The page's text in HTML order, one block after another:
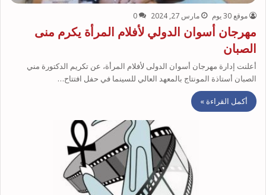
موقع 30 يوم مارس 27, 2024 0
مهرجان أسوان الدولي لأفلام المرأة يكرم منى
الصبان
أعلنت إدارة مهرجان أسوان الدولى لأفلام المرأة، عن تكريم الدكتورة مني
الصبان أستاذة المونتاج بالمعهد العالي للسينما في حفل افتتاح…
أكمل القراءة »